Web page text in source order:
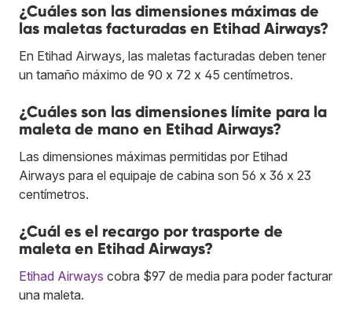
¿Cuáles son las dimensiones máximas de
las maletas facturadas en Etihad Airways?
En Etihad Airways, las maletas facturadas deben tener
un tamaño máximo de 90 x 72 x 45 centímetros.
¿Cuáles son las dimensiones límite para la
maleta de mano en Etihad Airways?
Las dimensiones máximas permitidas por Etihad
Airways para el equipaje de cabina son 56 x 36 x 23
centímetros.
¿Cuál es el recargo por trasporte de
maleta en Etihad Airways?
Etihad Airways cobra $97 de media para poder facturar
una maleta.